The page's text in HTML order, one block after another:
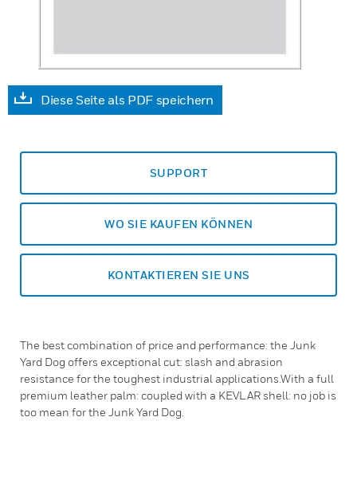
Diese Seite als PDF speichern
SUPPORT
WO SIE KAUFEN KÖNNEN
KONTAKTIEREN SIE UNS
The best combination of price and performance: the Junk
Yard Dog offers exceptional cut: slash and abrasion
resistance for the toughest industrial applications.With a full
premium leather palm: coupled with a KEVLAR shell: no job is
too mean for the Junk Yard Dog.